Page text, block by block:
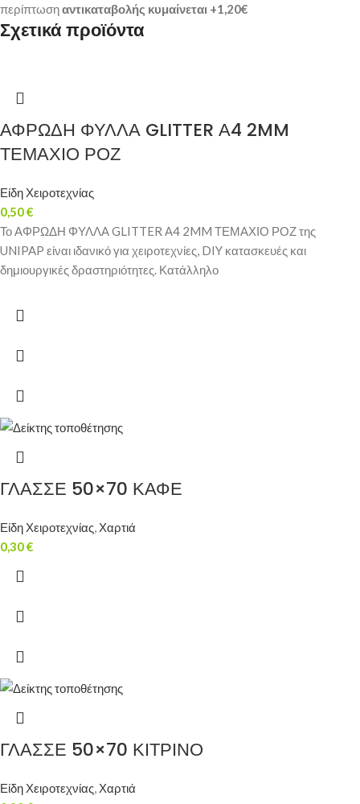
περίπτωσηαντικαταβολής κυμαίνεται +1,20€
Σχετικά προϊόντα
ΑΦΡΩΔΗ ΦΥΛΛΑ GLITTER Α4 2MM
ΤΕΜΑΧΙΟ ΡΟΖ
Είδη Χειροτεχνίας
0,50€
Το ΑΦΡΩΔΗ ΦΥΛΛΑ GLITTER Α4 2MM ΤΕΜΑΧΙΟ ΡΟΖ της
UNIPAP είναι ιδανικό για χειροτεχνίες, DIY κατασκευές και
δημιουργικές δραστηριότητες. Κατάλληλο
ΓΛΑΣΣΕ 50×70 ΚΑΦΕ
Είδη Χειροτεχνίας, Χαρτιά
0,30€
ΓΛΑΣΣΕ 50×70 ΚΙΤΡΙΝΟ
Είδη Χειροτεχνίας, Χαρτιά